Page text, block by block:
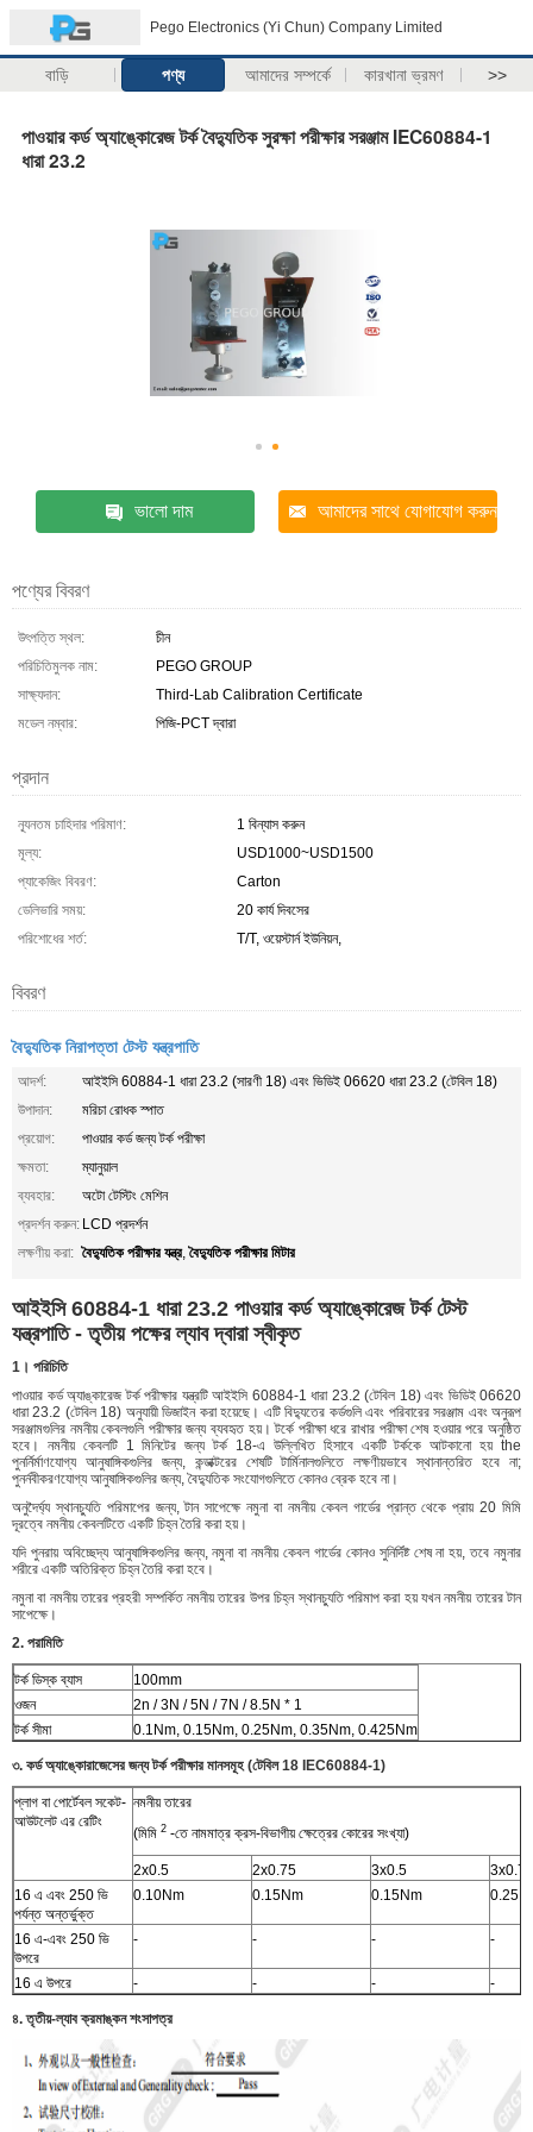
Pego Electronics (Yi Chun) Company Limited
বাড়ি পণ্য আমাদের সম্পর্কে কারখানা ভ্রমণ >>
পাওয়ার কর্ড অ্যাঙ্কোরেজ টর্ক বৈদ্যুতিক সুরক্ষা পরীক্ষার সরঞ্জাম IEC60884-1
ধারা 23.2
ভালো দাম আমাদের সাথে যোগাযোগ করুন
পণ্যের বিবরণ
উৎপত্তি স্থল:
চীন
পরিচিতিমুলক নাম:
PEGO GROUP
সাক্ষ্যদান:
Third-Lab Calibration Certificate
মডেল নম্বার:
পিজি-PCT দ্বারা
প্রদান
ন্যূনতম চাহিদার পরিমাণ:
1 বিন্যাস করুন
মূল্য:
USD1000~USD1500
প্যাকেজিং বিবরণ:
Carton
ডেলিভারি সময়:
20 কার্য দিবসের
পরিশোধের শর্ত:
T/T, ওয়েস্টার্ন ইউনিয়ন,
বিবরণ
বৈদ্যুতিক নিরাপত্তা টেস্ট যন্ত্রপাতি
আদর্শ:
আইইসি 60884-1 ধারা 23.2 (সারণী 18) এবং ভিডিই 06620 ধারা 23.2 (টেবিল 18)
উপাদান:
মরিচা রোধক স্পাত
প্রয়োগ:
পাওয়ার কর্ড জন্য টর্ক পরীক্ষা
ক্ষমতা:
ম্যানুয়াল
ব্যবহার:
অটো টেস্টিং মেশিন
প্রদর্শন করুন: LCD প্রদর্শন
লক্ষণীয় করা: বৈদ্যুতিক পরীক্ষার যন্ত্র,বৈদ্যুতিক পরীক্ষার মিটার
আইইসি 60884-1 ধারা 23.2 পাওয়ার কর্ড অ্যাঙ্কোরেজ টর্ক টেস্ট
যন্ত্রপাতি - তৃতীয় পক্ষের ল্যাব দ্বারা স্বীকৃত
1। পরিচিতি
পাওয়ার কর্ড অ্যাঙ্কারেজ টর্ক পরীক্ষার যন্ত্রটি আইইসি 60884-1 ধারা 23.2 (টেবিল 18) এবং ভিডিই 06620
ধারা 23.2 (টেবিল 18) অনুযায়ী ডিজাইন করা হয়েছে। এটি বিদ্যুতের কর্ডগুলি এবং পরিবারের সরঞ্জাম এবং অনুরূপ
সরঞ্জামগুলির নমনীয় কেবলগুলি পরীক্ষার জন্য ব্যবহৃত হয়। টর্কে পরীক্ষা ধরে রাখার পরীক্ষা শেষ হওয়ার পরে অনুষ্ঠিত
হবে। নমনীয় কেবলটি 1 মিনিটের জন্য টর্ক 18-এ উল্লিখিত হিসাবে একটি টর্ককে আটকানো হয় the
পুনর্নির্মাণযোগ্য আনুষাঙ্গিকগুলির জন্য, কন্ডাক্টরের শেষটি টার্মিনালগুলিতে লক্ষণীয়ভাবে স্থানান্তরিত হবে না;
পুনর্নবীকরণযোগ্য আনুষাঙ্গিকগুলির জন্য, বৈদ্যুতিক সংযোগগুলিতে কোনও ব্রেক হবে না।
অনুদৈর্ঘ্য স্থানচ্যুতি পরিমাপের জন্য, টান সাপেক্ষে নমুনা বা নমনীয় কেবল গার্ডের প্রান্ত থেকে প্রায় 20 মিমি
দূরত্বে নমনীয় কেবলটিতে একটি চিহ্ন তৈরি করা হয়।
যদি পুনরায় অবিচ্ছেদ্য আনুষাঙ্গিকগুলির জন্য, নমুনা বা নমনীয় কেবল গার্ডের কোনও সুনির্দিষ্ট শেষ না হয়, তবে নমুনার
শরীরে একটি অতিরিক্ত চিহ্ন তৈরি করা হবে।
নমুনা বা নমনীয় তারের প্রহরী সম্পর্কিত নমনীয় তারের উপর চিহ্ন স্থানচ্যুতি পরিমাপ করা হয় যখন নমনীয় তারের টান
সাপেক্ষে।
2. পরামিতি
টর্ক ডিস্ক ব্যাস
100mm
ওজন
2n / 3N / 5N / 7N / 8.5N * 1
টর্ক সীমা
0.1Nm, 0.15Nm, 0.25Nm, 0.35Nm, 0.425Nm
৩. কর্ড অ্যাঙ্কোরাজেসের জন্য টর্ক পরীক্ষার মানসমূহ (টেবিল 18 IEC60884-1)
প্লাগ বা পোর্টেবল সকেট-
আউটলেট এর রেটিং
নমনীয় তারের
(মিমি 2 -তে নামমাত্র ক্রস-বিভাগীয় ক্ষেত্রের কোরের সংখ্যা)
2x0.5 2x0.75 3x0.5
3x0.75
16 এ এবং 250 ভি
পর্যন্ত অন্তর্ভুক্ত
0.10Nm 0.15Nm 0.15Nm
16 এ-এবং 250 ভি
উপরে
- - - -
16 এ উপরে - - - -
৪. তৃতীয়-ল্যাব ক্রমাঙ্কন শংসাপত্র